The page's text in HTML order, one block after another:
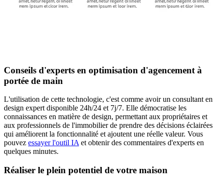
Conseils d'experts en optimisation d'agencement à
portée de main
L'utilisation de cette technologie, c'est comme avoir un consultant en
design expert disponible 24h/24 et 7j/7. Elle démocratise les
connaissances en matière de design, permettant aux propriétaires et
aux professionnels de l'immobilier de prendre des décisions éclairées
qui améliorent la fonctionnalité et ajoutent une réelle valeur. Vous
pouvez essayer l'outil IA et obtenir des commentaires d'experts en
quelques minutes.
Réaliser le plein potentiel de votre maison